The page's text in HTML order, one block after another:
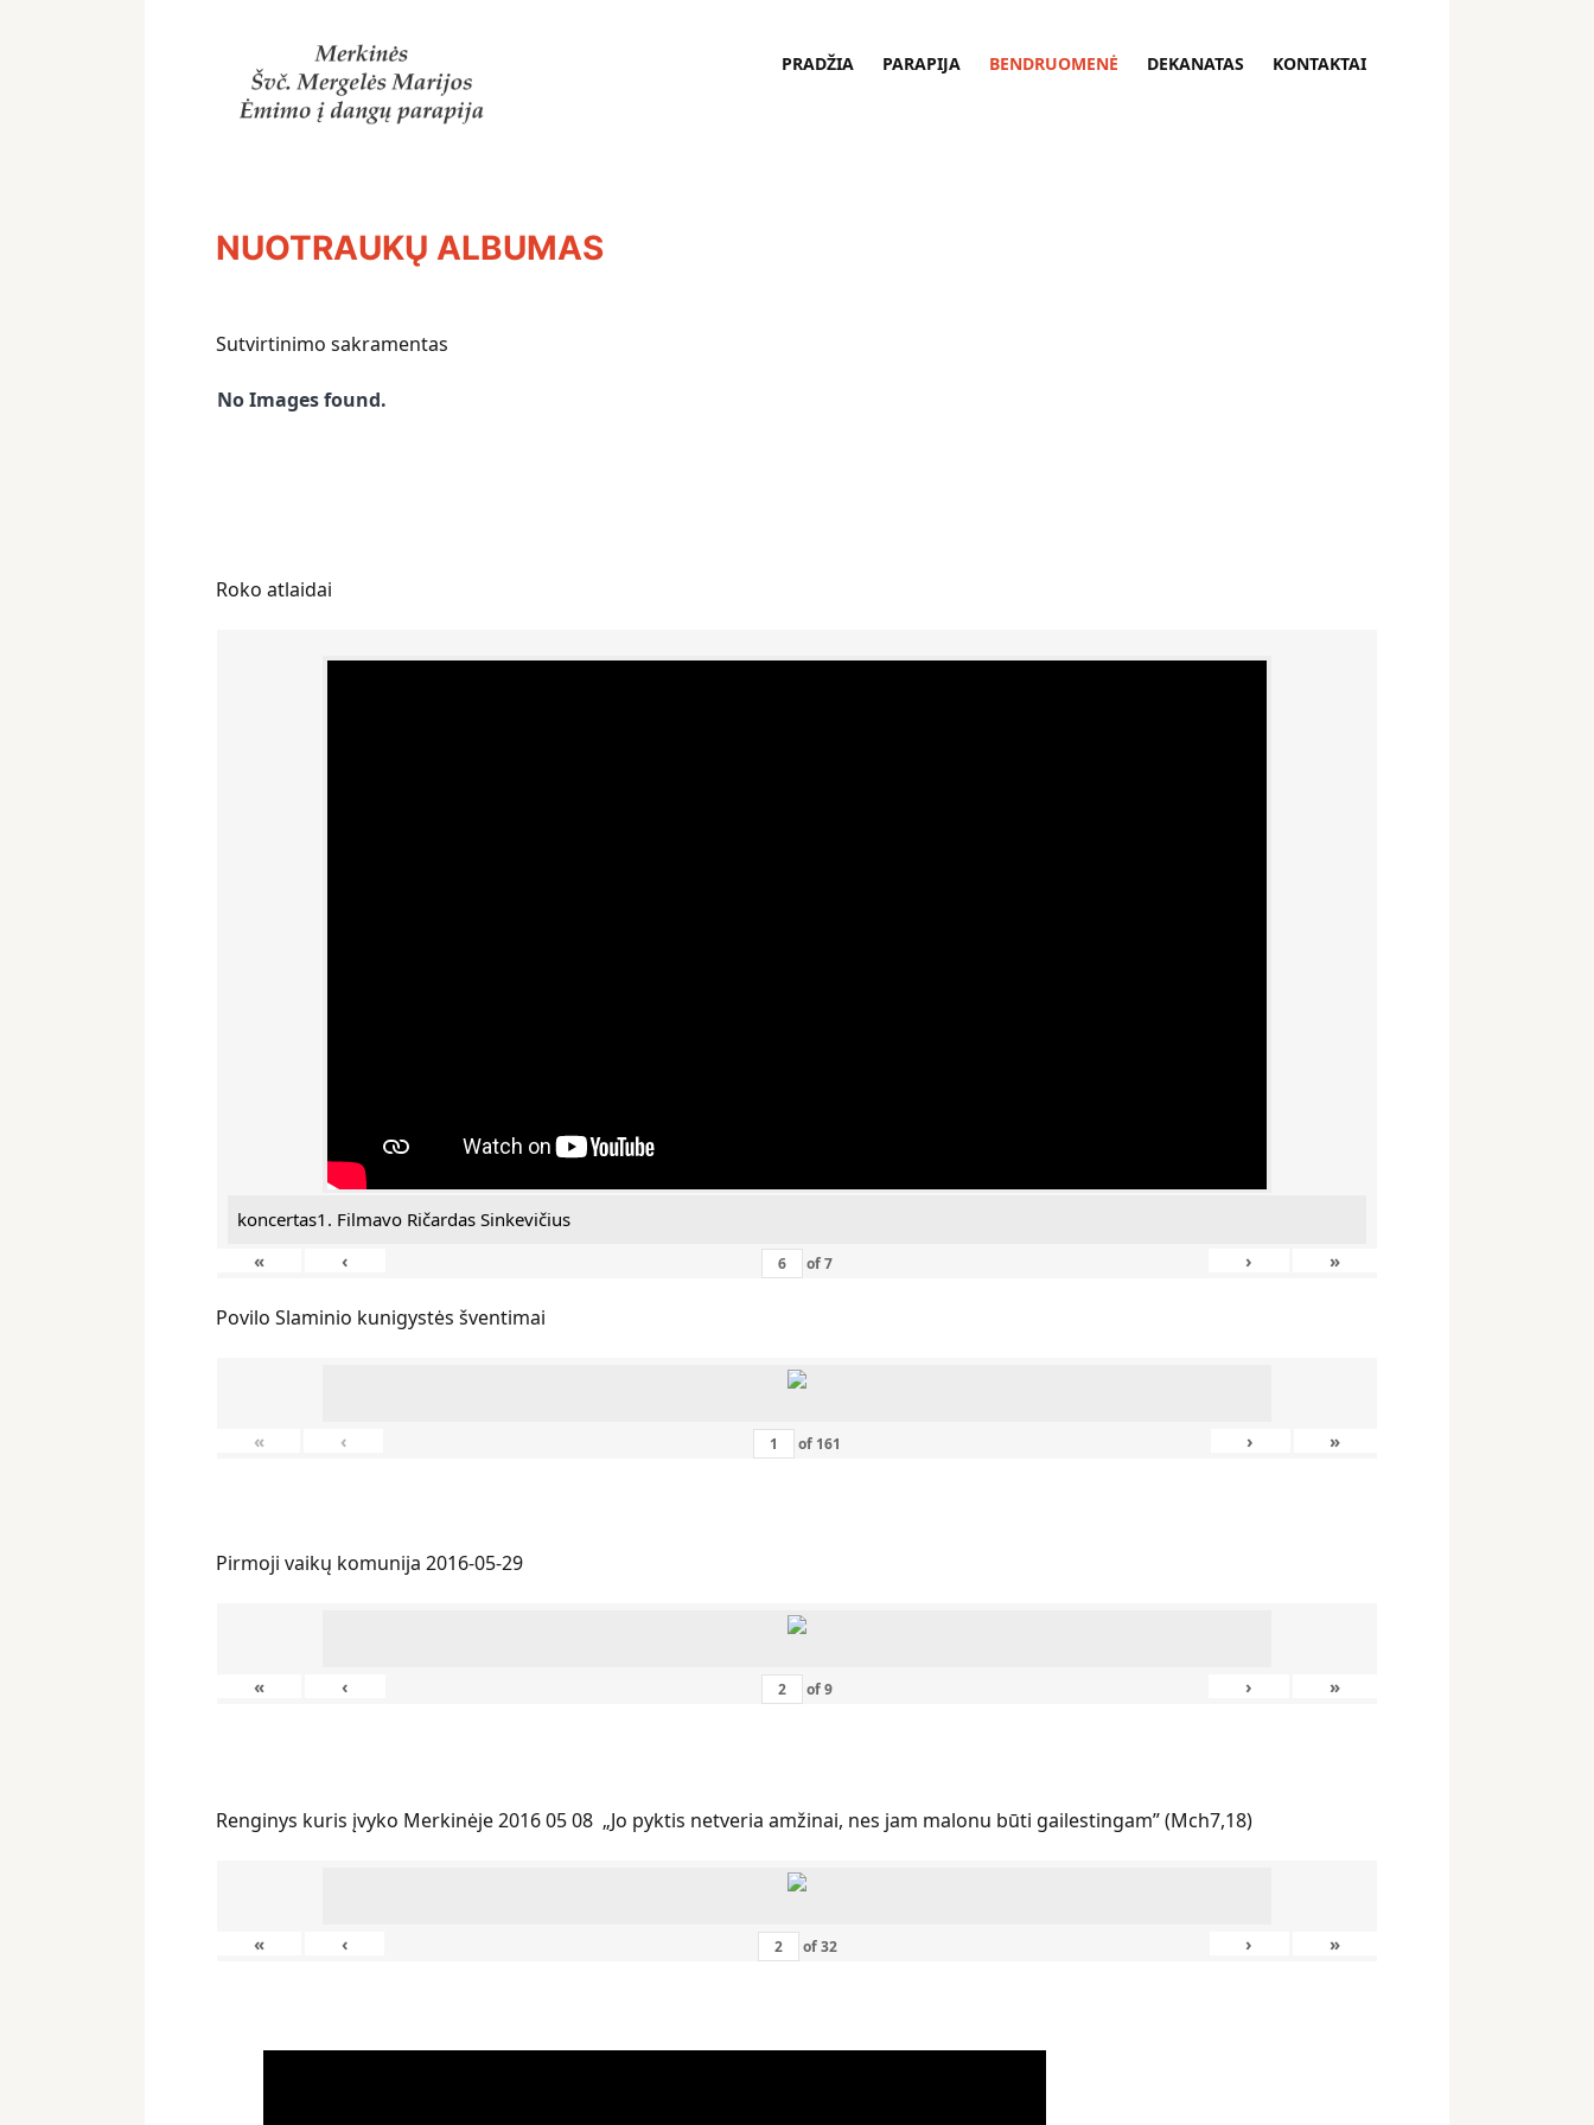
PRADŽIA PARAPIJA BENDRUOMENĖ DEKANATAS KONTAKTAI
NUOTRAUKŲ ALBUMAS
Sutvirtinimo sakramentas
No Images found.
Roko atlaidai
koncertas1. Filmavo Ričardas Sinkevičius
«
‹ of7 › »
Povilo Slaminio kunigystės šventimai
« ‹ of 161 › »
Pirmoji vaikų komunija 2016-05-29
« ‹ of9 › »
Renginys kuris įvyko Merkinėje 2016 05 08 „Jo pyktis netveria amžinai, nes jam malonu būti gailestingam” (Mch7,18)
« ‹ of32 › »